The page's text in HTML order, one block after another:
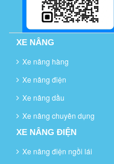
XE NÂNG
Xe nâng hàng
Xe nâng điện
Xe nâng dầu
Xe nâng chuyên dụng
XE NÂNG ĐIỆN
Xe nâng điện ngồi lái